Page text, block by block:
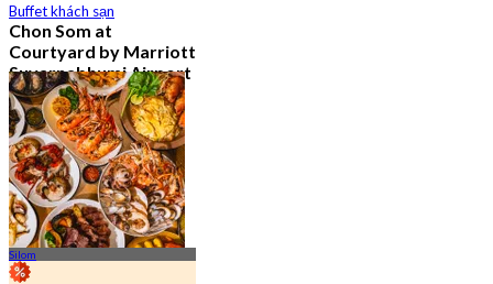
Buffet khách sạn
Chon Som at
Courtyard by Marriott
Suvarnabhumi Airport
4.8
15.2K Đã đặt chỗ
Từ฿ 595
Silom